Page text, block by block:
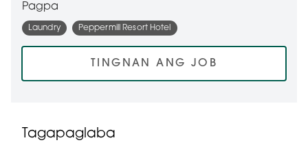
Pagpa
Laundry Peppermill Resort Hotel
TINGNAN ANG JOB
Tagapaglaba